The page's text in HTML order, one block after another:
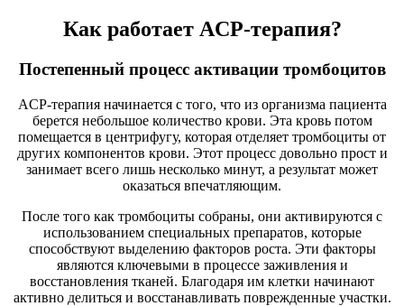
Как работает ACP-терапия?
Постепенный процесс активации тромбоцитов
ACP-терапия начинается с того, что из организма пациента
берется небольшое количество крови. Эта кровь потом
помещается в центрифугу, которая отделяет тромбоциты от
других компонентов крови. Этот процесс довольно прост и
занимает всего лишь несколько минут, а результат может
оказаться впечатляющим.
После того как тромбоциты собраны, они активируются с
использованием специальных препаратов, которые
способствуют выделению факторов роста. Эти факторы
являются ключевыми в процессе заживления и
восстановления тканей. Благодаря им клетки начинают
активно делиться и восстанавливать поврежденные участки.